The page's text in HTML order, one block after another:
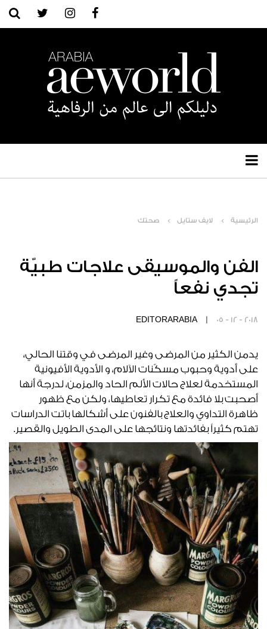
الرئيسية لايف ستايل صحتك
الفن والموسيقى علاجات طبيّة
تجدي نفعاً
EDITORARABIA | 05 - 12 - 2018
يدمن الكثير من المرضى وغير المرضى في وقتنا الحالي،
على أدوية وحبوب مسكّنات الآلام، و الأدوية الأفيونية
المستخدمة لعلاج حالات الألم الحاد والمزمن، لدرجة أنها
أصحبت بلا فائدة مع تكرار تعاطيها، ولكن مع ظهور
ظاهرة التداوي والعلاج بالفنون على أشكالها باتت الدراسات
تهتم كثيراً بفائدتها ونتائجها على المدى الطويل والقصير.